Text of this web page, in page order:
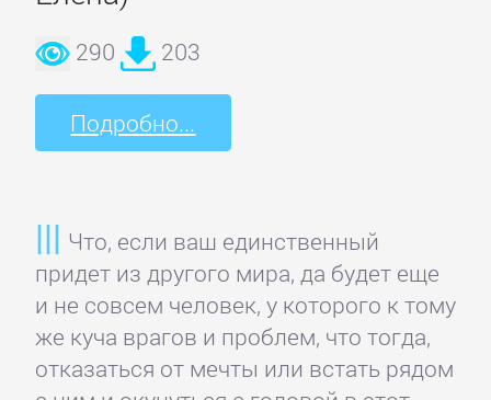
290 203
Подробно...
Что, если ваш единственный
придет из другого мира, да будет еще
и не совсем человек, у которого к тому
же куча врагов и проблем, что тогда,
отказаться от мечты или встать рядом
бизнесе
популярно
Отраслевые
Поиск
работы,
карьера
Управление,